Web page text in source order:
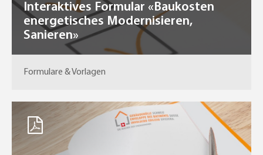
Interaktives Formular «Baukosten
energetisches Modernisieren,
Sanieren»
Formulare & Vorlagen